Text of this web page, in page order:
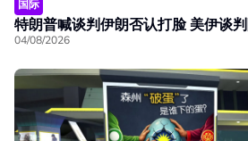
国际
特朗普喊谈判伊朗否认打脸 美伊谈
04/08/2026